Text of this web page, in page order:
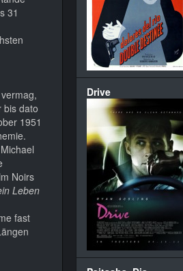
31
bis dato
1951
Noirs
Leben
fast
Drive